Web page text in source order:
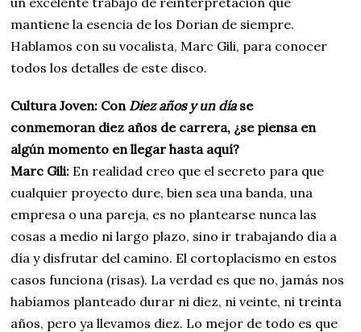
mantiene la esencia de los Dorian de siempre.
Hablamos con su vocalista, Marc Gili, para conocer
todos los detalles de este disco.
Cultura Joven: Con Diez años y un díase
conmemoran diez años de carrera, ¿se piensa en
algún momento en llegar hasta aquí?
Marc Gili: En realidad creo que el secreto para que
cualquier proyecto dure, bien sea una banda, una
empresa o una pareja, es no plantearse nunca las
cosas a medio ni largo plazo, sino ir trabajando día a
día y disfrutar del camino. El cortoplacismo en estos
casos funciona (risas). La verdad es que no, jamás nos
habíamos planteado durar ni diez, ni veinte, ni treinta
años, pero ya llevamos diez. Lo mejor de todo es que